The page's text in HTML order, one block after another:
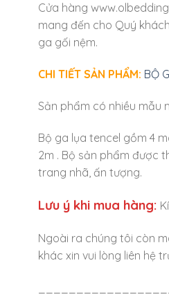
Cửa hàng
mang đến cho Quý
ga gối nệm.
CHI TIẾT SẢN PHẨM: BỘ
Sản phẩm có nhiều mẫu
Bộ ga lụa tencel gồm 4
2m . Bộ sản phẩm được
trang nhã, ấn tượng.
Lưu ý khi mua hàng:
Ngoài ra chúng tôi còn
khác xin vui lòng liên hệ